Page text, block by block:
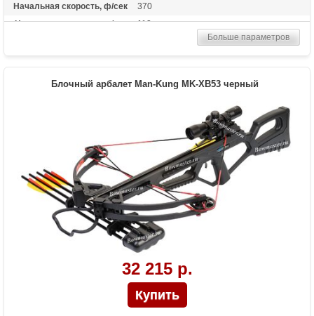
Начальная скорость, ф/сек
370
Начальная скорость, м/сек
113
Рабочий ход тетивы
13,4 дюймов (34 см)
Оптический прицел 4х32, ремень, кивер
для 4-х стрел, 4 алюминиевые стрелы,
ручной натяжитель, воск для тетивы
Комплектация стандарт.
2 алюминиевые стрелы, воск для тетивы
Масса (кг)
4,1 снаряженный, 3,3 без аксессуаров
Назначение
Развлечение, охота
Особенности
Конструкция булл-пап, очень легкий,
автоматический предохранитель, защита
от холостого выстрела
Больше параметров
Блочный арбалет Man-Kung MK-XB53 черный
32 215 р.